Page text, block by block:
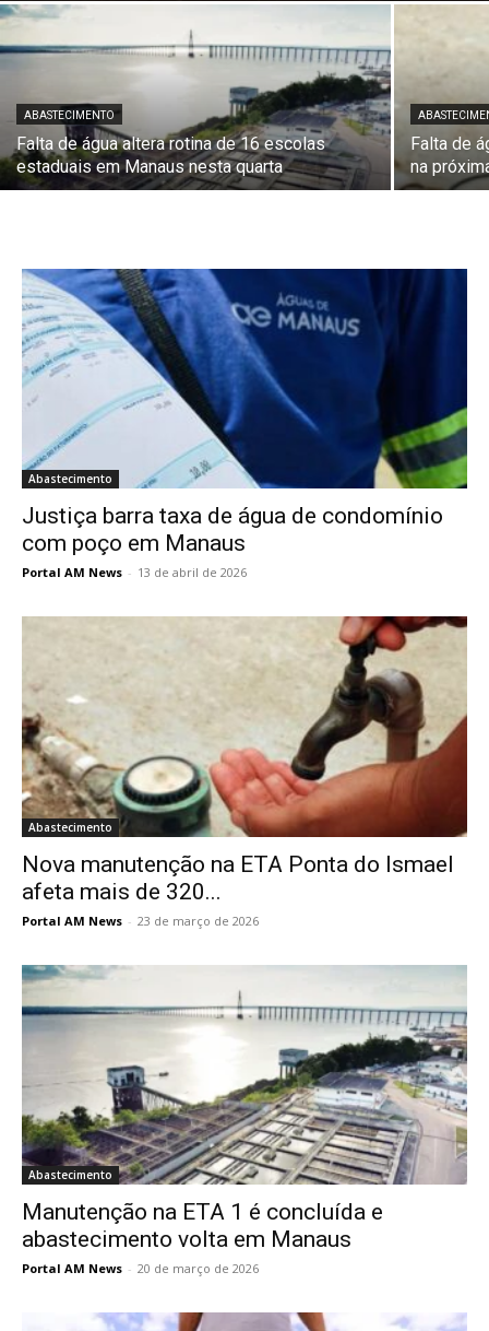
ABASTECIMENTO
Falta de água altera rotina de 16 escolas
estaduais em Manaus nesta quarta
Falta de
na
Abastecimento
Justiça barra taxa de água de condomínio
com poço em Manaus
Portal AM News - 13 de abril de 2026
Abastecimento
Nova manutenção na ETA Ponta do Ismael
afeta mais de 320...
Portal AM News - 23 de março de 2026
Abastecimento
Manutenção na ETA 1 é concluída e
abastecimento volta em Manaus
Portal AM News - 20 de março de 2026